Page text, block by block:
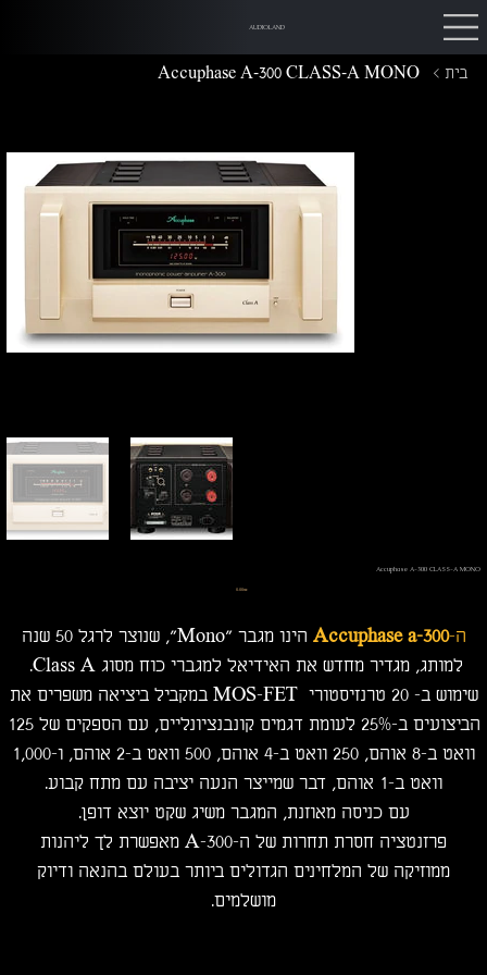
AUDIOLAND
בית >
Accuphase A-300 CLASS-A MONO
Accuphase A-300 CLASS-A MONO
מחיר
‏0.00 ‏₪
ה-Accuphase a-300
הינו מגבר "Mono", שנוצר לרגל 50 שנה
למותג, מגדיר מחדש את האידיאל למגברי כוח מסוג Class A.
שימוש ב- 20 טרנזיסטורי MOS-FET במקביל ביציאה משפרים את
הביצועים ב-25% לעומת דגמים קונבנציונליים, עם הספקים של 125
וואט ב-8 אוהם, 250 וואט ב-4 אוהם, 500 וואט ב-2 אוהם, ו-1,000
וואט ב-1 אוהם, דבר שמייצר הנעה יציבה עם מתח קבוע.
עם כניסה מאוזנת, המגבר משיג שקט יוצא דופן.
פרזנטציה חסרת תחרות של ה-A-300 מאפשרת לך ליהנות
ממוזיקה של המלחינים הגדולים ביותר בעולם בהנאה ודיוק
מושלמים.